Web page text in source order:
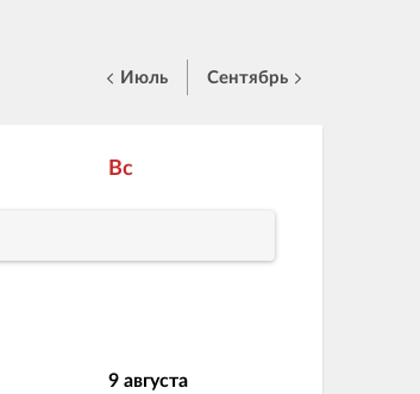
Июль Сентябрь
Вс
9 августа